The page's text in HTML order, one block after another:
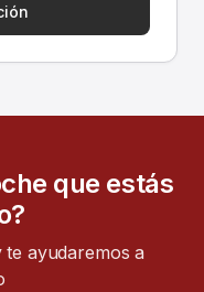
que estás
ayudaremos a